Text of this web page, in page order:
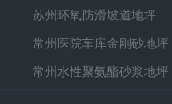
苏州环氧防滑坡道地坪
常州医院车库金刚砂地坪
常州水性聚氨酯砂浆地坪